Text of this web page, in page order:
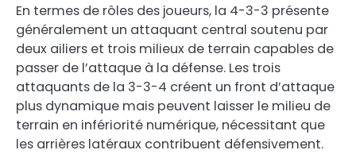
En termes de rôles des joueurs, la 4-3-3 présente
généralement un attaquant central soutenu par
deux ailiers et trois milieux de terrain capables de
passer de l’attaque à la défense. Les trois
attaquants de la 3-3-4 créent un front d’attaque
plus dynamique mais peuvent laisser le milieu de
terrain en infériorité numérique, nécessitant que
les arrières latéraux contribuent défensivement.